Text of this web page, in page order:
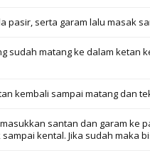
pasir, serta garam lalu masak
sudah matang ke dalam ketan
kembali sampai matang dan
santan dan garam ke
kental. Jika sudah maka